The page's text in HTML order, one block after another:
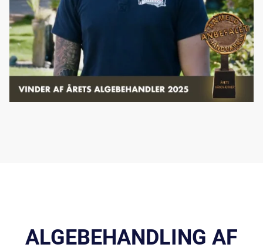
ALGEBEHANDLING AF